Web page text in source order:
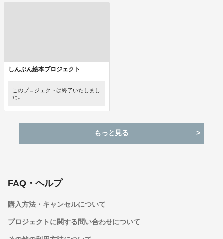
しんぶん絵本プロジェクト
このプロジェクトは終了いたしまし
た。
もっと見る
FAQ・ヘルプ
購入方法・キャンセルについて
プロジェクトに関する問い合わせについて